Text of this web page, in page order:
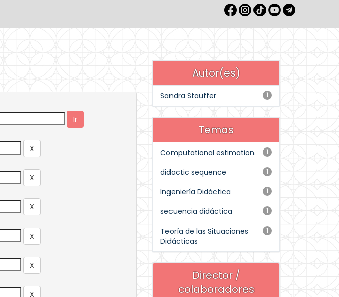
Autor(es)
1
Sandra Stauffer
Temas
1
Computational estimation
1
didactic sequence
1
Ingeniería Didáctica
1
secuencia didáctica
1
Teoría de las Situaciones
Didácticas
Director /
colaboradores